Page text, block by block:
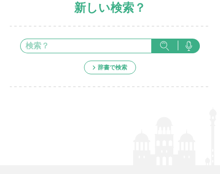
新しい検索？
辞書で検索